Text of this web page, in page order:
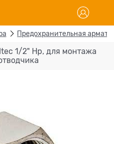
Предохранительная
1/2" Нр, для монтажа